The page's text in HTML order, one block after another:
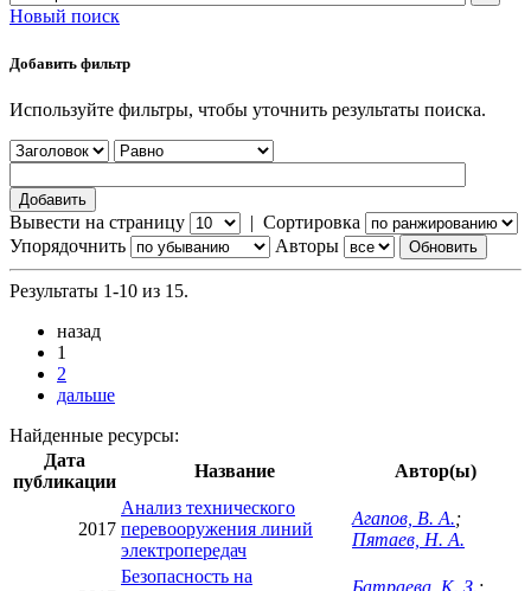
Новый поиск
Добавить фильтр
Используйте фильтры, чтобы уточнить результаты поиска.
Вывести на страницу | Сортировка
Упорядочнить
Авторы
Результаты 1-10 из 15.
назад
1
2
дальше
Найденные ресурсы:
Дата
публикации
Название Автор(ы)
2017
Анализ технического
перевооружения линий
электропередач
Агапов, В. А.;
Пятаев, Н. А.
Безопасность на
Батраева, К. З.;